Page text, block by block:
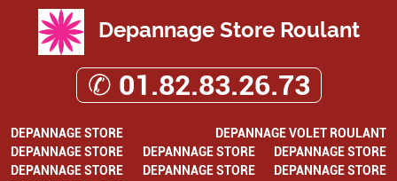
Depannage Store Roulant
✆ 01.82.83.26.73
DEPANNAGE STORE
DEPANNAGE VOLET ROULANT
DEPANNAGE STORE
DEPANNAGE STORE
DEPANNAGE STORE
DEPANNAGE STORE
DEPANNAGE STORE
DEPANNAGE STORE